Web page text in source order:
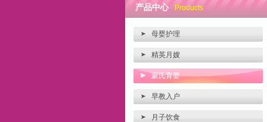
产品中心 Products
母婴护理
精英月嫂
蒙氏育婴
早教入户
月子饮食